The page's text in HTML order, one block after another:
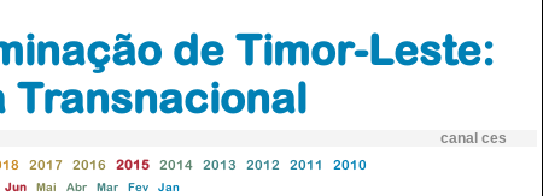
de Timor-Leste:
Transnacional
canal ces
2017 2016 2015 2014 2013 2012 2011 2010
Jun Mai Abr Mar Fev Jan